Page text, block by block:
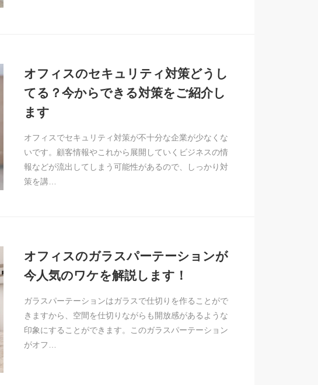
オフィスのセキュリティ対策どうし
てる？今からできる対策をご紹介し
ます
オフィスでセキュリティ対策が不十分な企業が少なくな
いです。顧客情報やこれから展開していくビジネスの情
報などが流出してしまう可能性があるので、しっかり対
策を講…
オフィスのガラスパーテーションが
今人気のワケを解説します！
ガラスパーテーションはガラスで仕切りを作ることがで
きますから、空間を仕切りながらも開放感があるような
印象にすることができます。このガラスパーテーション
がオフ…